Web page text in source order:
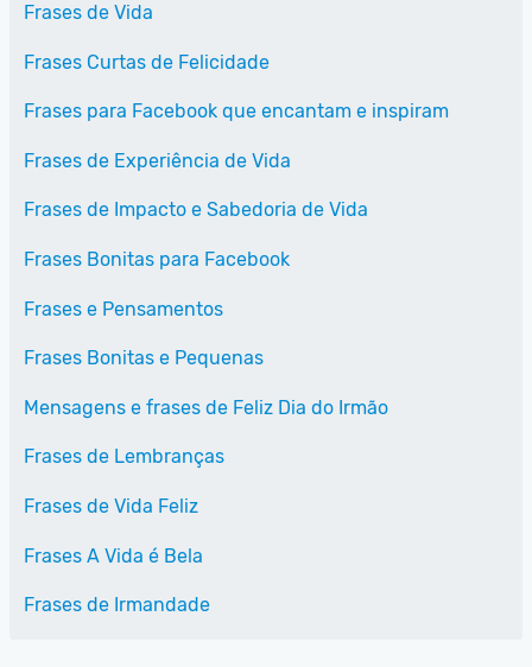
Frases de Vida
Frases Curtas de Felicidade
Frases para Facebook que encantam e inspiram
Frases de Experiência de Vida
Frases de Impacto e Sabedoria de Vida
Frases Bonitas para Facebook
Frases e Pensamentos
Frases Bonitas e Pequenas
Mensagens e frases de Feliz Dia do Irmão
Frases de Lembranças
Frases de Vida Feliz
Frases A Vida é Bela
Frases de Irmandade